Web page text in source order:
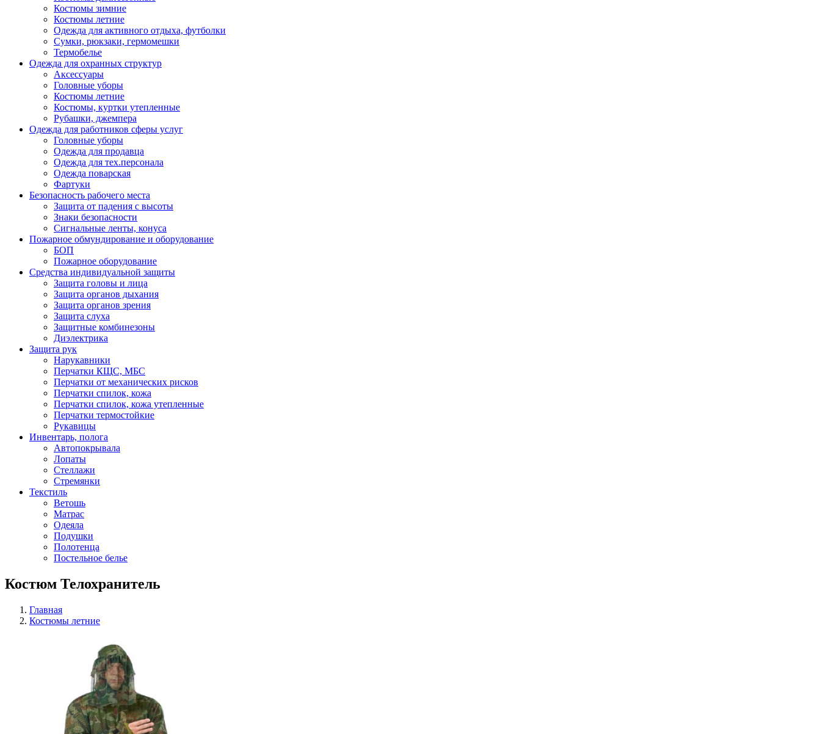
Костюмы зимние
Костюмы летние
Одежда для активного отдыха, футболки
Сумки, рюкзаки, гермомешки
Термобелье
Одежда для охранных структур
Аксессуары
Головные уборы
Костюмы летние
Костюмы, куртки утепленные
Рубашки, джемпера
Одежда для работников сферы услуг
Головные уборы
Одежда для продавца
Одежда для тех.персонала
Одежда поварская
Фартуки
Безопасность рабочего места
Защита от падения с высоты
Знаки безопасности
Сигнальные ленты, конуса
Пожарное обмундирование и оборудование
БОП
Пожарное оборудование
Средства индивидуальной защиты
Защита головы и лица
Защита органов дыхания
Защита органов зрения
Защита слуха
Защитные комбинезоны
Диэлектрика
Защита рук
Нарукавники
Перчатки КЩС, МБС
Перчатки от механических рисков
Перчатки спилок, кожа
Перчатки спилок, кожа утепленные
Перчатки термостойкие
Рукавицы
Инвентарь, полога
Автопокрывала
Лопаты
Стеллажи
Стремянки
Текстиль
Ветошь
Матрас
Одеяла
Подушки
Полотенца
Постельное белье
Костюм Телохранитель
Главная
Костюмы летние